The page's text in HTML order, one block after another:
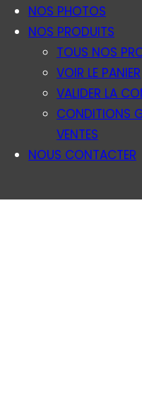
NOS PHOTOS
NOS PRODUITS
TOUS NOS
VOIR LE PANIER
VALIDER LA
CONDITIONS
VENTES
NOUS CONTACTER